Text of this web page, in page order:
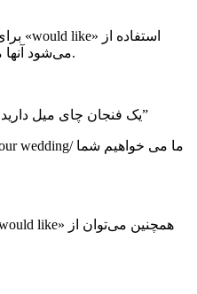
استفاده از «would like
»
می‌شود آنها مودبانه‌تر و رسمی‌تر به نظر برسند.
/ یک فنجان چای میل دارید؟”
wedding/ ما می خواهیم شما
همچنین می‌توان از «like